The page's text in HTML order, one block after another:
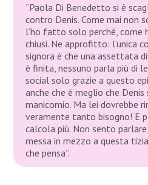
“Paola Di Benedetto si è
contro Denis. Come mai non
l’ho fatto solo perché, come
chiusi. Ne approfitto: l’unica
signora è che una assettata
è finita, nessuno parla più di
social solo grazie a questo
anche che è meglio che Denis
manicomio. Ma lei dovrebbe
veramente tanto bisogno! E
calcola più. Non sento parlare
messa in mezzo a questa
che pensa”.